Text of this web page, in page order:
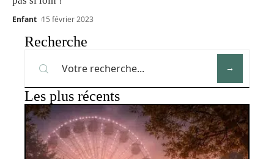
Enfant 15 février 2023
Recherche
Les plus récents